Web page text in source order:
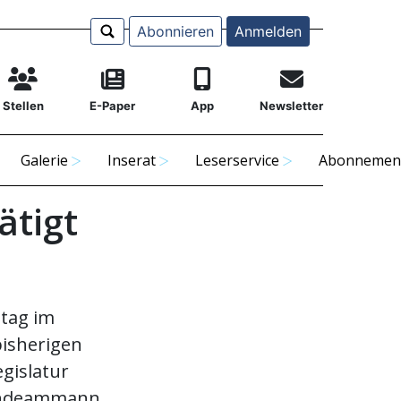
Abonnieren Anmelden
Stellen E-Paper App Newsletter
Galerie Inserat Leserservice
im